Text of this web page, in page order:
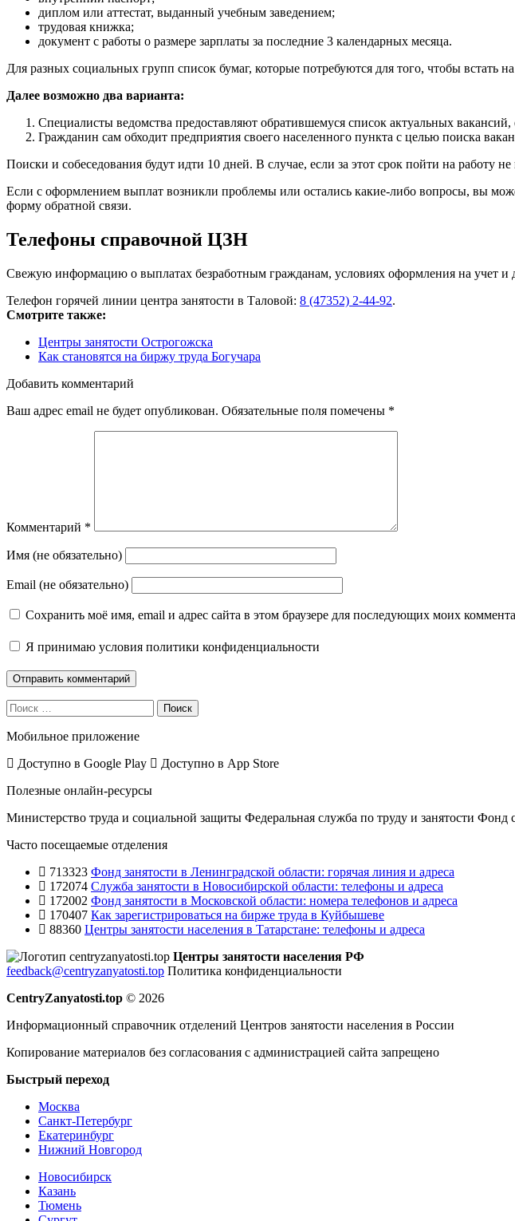
диплом или аттестат, выданный учебным заведением;
трудовая книжка;
документ с работы о размере зарплаты за последние 3 календарных месяца.
Для разных социальных групп список бумаг, которые потребуются для того, чтобы встать
Далее возможно два варианта:
Специалисты ведомства предоставляют обратившемуся список актуальных
Гражданин сам обходит предприятия своего населенного пункта с целью поиска
Поиски и собеседования будут идти 10 дней. В случае, если за этот срок пойти на работу
Если с оформлением выплат возникли проблемы или остались какие-либо вопросы, вы
форму обратной связи.
Телефоны справочной ЦЗН
Свежую информацию о выплатах безработным гражданам, условиях оформления на учет и
Телефон горячей линии центра занятости в Таловой: 8 (47352) 2-44-92.
Смотрите также:
Центры занятости Острогожска
Как становятся на биржу труда Богучара
Добавить комментарий
Ваш адрес email не будет опубликован. Обязательные поля помечены *
Комментарий *
Имя (не обязательно)
Email (не обязательно)
Сохранить моё имя, email и адрес сайта в этом браузере для последующих моих
Я принимаю условия политики конфиденциальности
Поиск
Мобильное приложение
Доступно в Google Play Доступно в App Store
Полезные онлайн-ресурсы
Министерство труда и социальной защиты Федеральная служба по труду и занятости Фонд
Часто посещаемые отделения
713323 Фонд занятости в Ленинградской области: горячая линия и адреса
172074 Служба занятости в Новосибирской области: телефоны и адреса
172002 Фонд занятости в Московской области: номера телефонов и адреса
170407 Как зарегистрироваться на бирже труда в Куйбышеве
88360 Центры занятости населения в Татарстане: телефоны и адреса
Центры занятости населения РФ
feedback@centryzanyatosti.top Политика конфиденциальности
CentryZanyatosti.top © 2026
Информационный справочник отделений Центров занятости населения в России
Копирование материалов без согласования с администрацией сайта запрещено
Быстрый переход
Москва
Санкт-Петербург
Екатеринбург
Нижний Новгород
Новосибирск
Казань
Тюмень